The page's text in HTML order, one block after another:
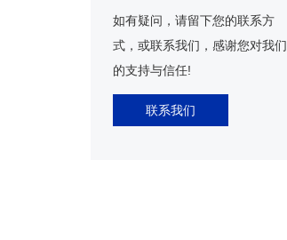
如有疑问，请留下您的联系方
式，或联系我们，感谢您对我们
的支持与信任!
联系我们